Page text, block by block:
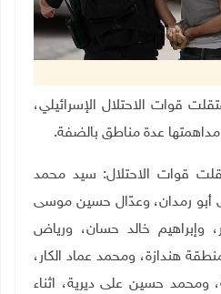
2022 وفا- اعتقلت قوات الاحتلال الإسرائيلي،
.
قوات الاحتلال: سيد محمد
رمدان، وعدّال حسين موسى
وإبراهيم خالد حسان، ورياض
هندازة، ومحمد عماد الكار،
ومحمد حسين على ديرية، اثناء